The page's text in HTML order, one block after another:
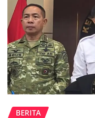
BERITA